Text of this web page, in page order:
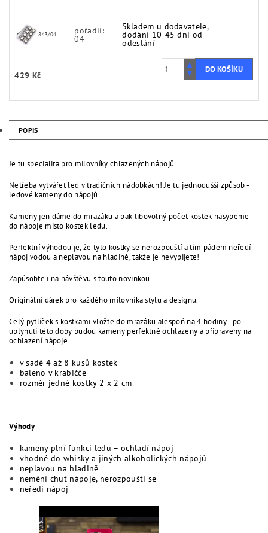
843/04 pořadíí:
04
Skladem u dodavatele,
dodání 10-45 dní od
odeslání
429 Kč
POPIS
Je tu specialita pro milovníky chlazených nápojů.
Netřeba vytvářet led v tradičních nádobkách! Je tu jednodušší způsob -
ledové kameny do nápojů.
Kameny jen dáme do mrazáku a pak libovolný počet kostek nasypeme
do nápoje místo kostek ledu.
Perfektní výhodou je, že tyto kostky se nerozpouští a tím pádem neředí
nápoj vodou a neplavou na hladině, takže je nevypijete!
Zapůsobte i na návštěvu s touto novinkou.
Originální dárek pro každého milovníka stylu a designu.
Celý pytlíček s kostkami vložte do mrazáku alespoň na 4 hodiny - po
uplynutí této doby budou kameny perfektně ochlazeny a připraveny na
ochlazení nápoje.
v sadě 4 až 8 kusů kostek
baleno v krabičče
rozměr jedné kostky 2 x 2 cm
Výhody
kameny plní funkci ledu – ochladí nápoj
vhodné do whisky a jiných alkoholických nápojů
neplavou na hladině
nemění chuť nápoje, nerozpouští se
neředí nápoj